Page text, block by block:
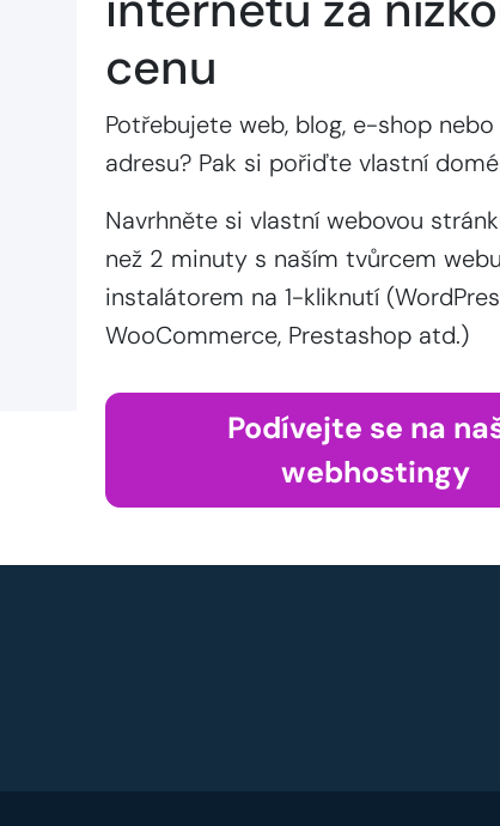
cenu
Potřebujete web, blog, e-shop
adresu? Pak si pořiďte vlastní
Navrhněte si vlastní webovou
než 2 minuty s naším tvůrcem
instalátorem na 1-kliknutí
WooCommerce, Prestashop atd.)
Podívejte se na
webhostingy